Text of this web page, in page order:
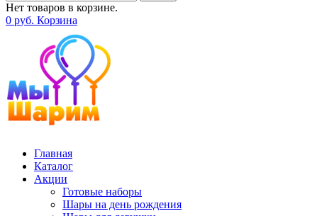
Нет товаров в корзине.
0 руб. Корзина
Главная
Каталог
Акции
Готовые наборы
Шары на день рождения